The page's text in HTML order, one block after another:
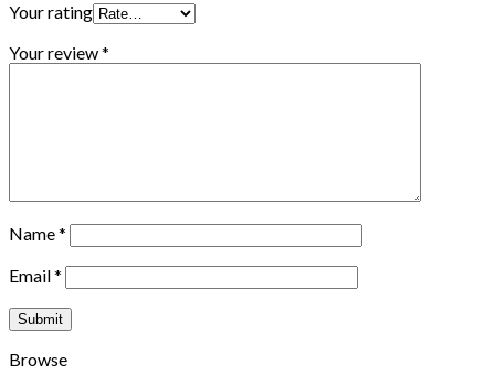
Your rating
Your review*
Name*
Email*
Browse